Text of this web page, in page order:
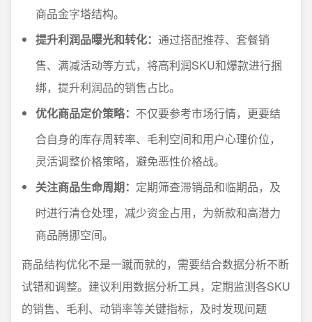
商品金字塔结构。
提升利润品曝光和转化： 通过搭配推荐、套餐销
售、满减活动等方式，将高利润SKU和爆款进行捆
绑，提升利润品的销售占比。
优化商品定价策略： 不仅要参考市场行情，更要结
合自身的库存周转率、毛利空间和用户心理价位，
灵活调整价格策略，避免恶性价格战。
关注商品生命周期： 定期筛查滞销品和临期品，及
时进行清仓处理，减少资金占用，为新款和高潜力
商品腾挪空间。
商品结构优化不是一蹴而就的，需要结合数据分析不断
试错和调整。建议利用数据分析工具，定期监测各SKU
的销售、毛利、动销率等关键指标，及时发现问题